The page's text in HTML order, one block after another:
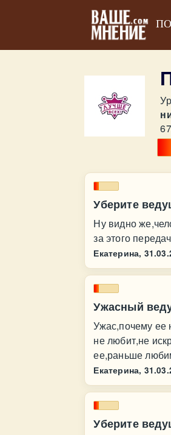
Уберите
Ну видно
за этого
Екатерина,
Ужасный
Ужас,почему ее
не любит,не
ее,раньше
Екатерина,
Уберите